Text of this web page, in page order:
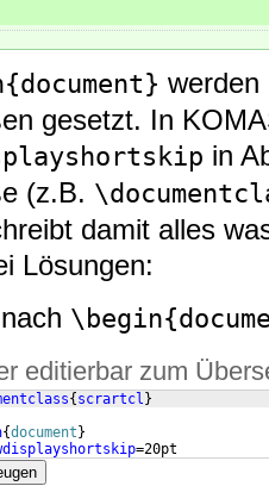
werden
gesetzt. In
in
(z.B.
damit alles
Lösungen:
editierbar zum
{ scrartcl }
{document }
=20pt